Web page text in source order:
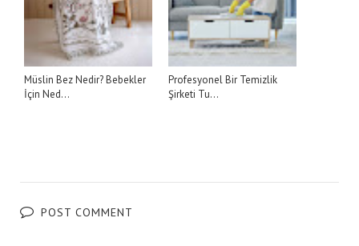
Müslin Bez Nedir? Bebekler
İçin Ned...
Profesyonel Bir Temizlik
Şirketi Tu...
POST COMMENT